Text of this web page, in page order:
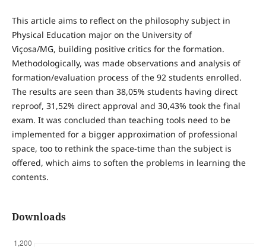
This article aims to reflect on the philosophy subject in
Physical Education major on the University of
Viçosa/MG, building positive critics for the formation.
Methodologically, was made observations and analysis of
formation/evaluation process of the 92 students enrolled.
The results are seen than 38,05% students having direct
reproof, 31,52% direct approval and 30,43% took the final
exam. It was concluded than teaching tools need to be
implemented for a bigger approximation of professional
space, too to rethink the space-time than the subject is
offered, which aims to soften the problems in learning the
contents.
Downloads